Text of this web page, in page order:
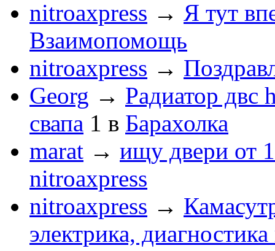
nitroaxpress → Я тут
Взаимопомощь
nitroaxpress →
Georg → Радиатор двс
свапа 1 в Барахолка
marat → ищу двери от
nitroaxpress
nitroaxpress →
электрика,